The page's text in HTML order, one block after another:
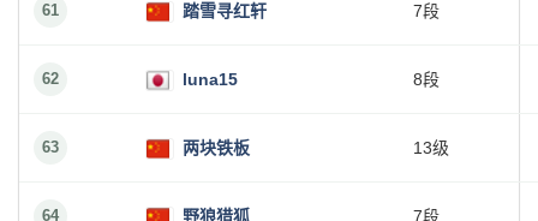
61 踏雪寻红轩 7段
62 luna15 8段
63 两块铁板 13级
64 野狼猎狐 7段